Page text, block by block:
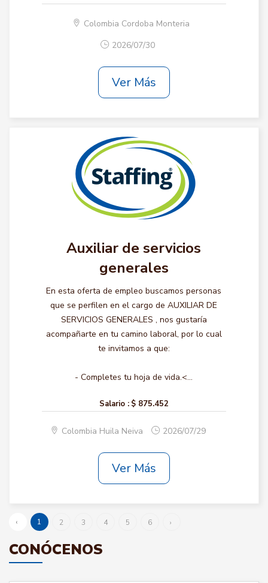
Colombia Cordoba Monteria
2026/07/30
Ver Más
Auxiliar de servicios
generales
En esta oferta de empleo buscamos personas
que se perfilen en el cargo de AUXILIAR DE
SERVICIOS GENERALES , nos gustaría
acompañarte en tu camino laboral, por lo cual
te invitamos a que:
- Completes tu hoja de vida.<...
Salario : $ 875.452
Colombia Huila Neiva 2026/07/29
Ver Más
‹ 1 2 3 4 5 6 ›
CONÓCENOS